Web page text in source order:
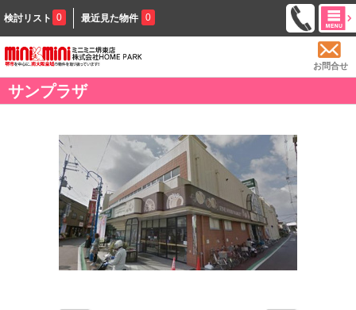
検討リスト 0 最近見た物件 0
お問合せ
サンプラザ